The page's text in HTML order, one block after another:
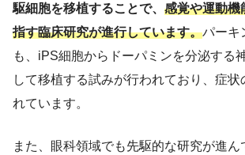
駆細胞を移植することで、 感覚や運動機
指す臨床研究が進行しています。パーキ
も、iPS細胞からドーパミンを分泌する
して移植する試みが行われており、症状
れています。
また、眼科領域でも先駆的な研究が進